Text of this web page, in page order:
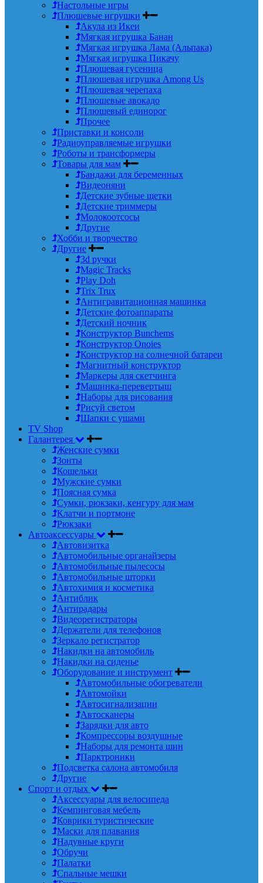
Настольные игры
Плюшевые игрушки
Акула из Икеи
Мягкая игрушка Банан
Мягкая игрушка Лама (Альпака)
Мягкая игрушка Пикачу
Плюшевая гусеница
Плюшевая игрушка Among Us
Плюшевая черепаха
Плюшевые авокадо
Плюшевый единорог
Прочее
Приставки и консоли
Радиоуправляемые игрушки
Роботы и трансформеры
Товары для мам
Бандажи для беременных
Видеоняни
Детские зубные щетки
Детские триммеры
Молокоотсосы
Другие
Хобби и творчество
Другие
3d ручки
Magic Tracks
Play Doh
Trix Trux
Антигравитационная машинка
Детские фотоаппараты
Детский ночник
Конструктор Bunchems
Конструктор Onoies
Конструктор на солнечной батареи
Магнитный конструктор
Маркеры для скетчинга
Машинка-перевертыш
Наборы для рисования
Рисуй светом
Шапки с ушами
TV Shop
Галантерея
Женские сумки
Зонты
Кошельки
Мужские сумки
Поясная сумка
Сумки, рюкзаки, кенгуру для мам
Клатчи и портмоне
Рюкзаки
Автоаксессуары
Автовизитка
Автомобильные органайзеры
Автомобильные пылесосы
Автомобильные шторки
Автохимия и косметика
Антиблик
Антирадары
Видеорегистраторы
Держатели для телефонов
Зеркало регистратор
Накидки на автомобиль
Накидки на сиденье
Оборудование и инструмент
Автомобильные обогреватели
Автомойки
Автосигнализации
Автосканеры
Зарядки для авто
Компрессоры воздушные
Наборы для ремонта шин
Парктроники
Подсветка салона автомобиля
Другие
Спорт и отдых
Аксессуары для велосипеда
Кемпинговая мебель
Коврики туристические
Маски для плавания
Надувные круги
Обручи
Палатки
Спальные мешки